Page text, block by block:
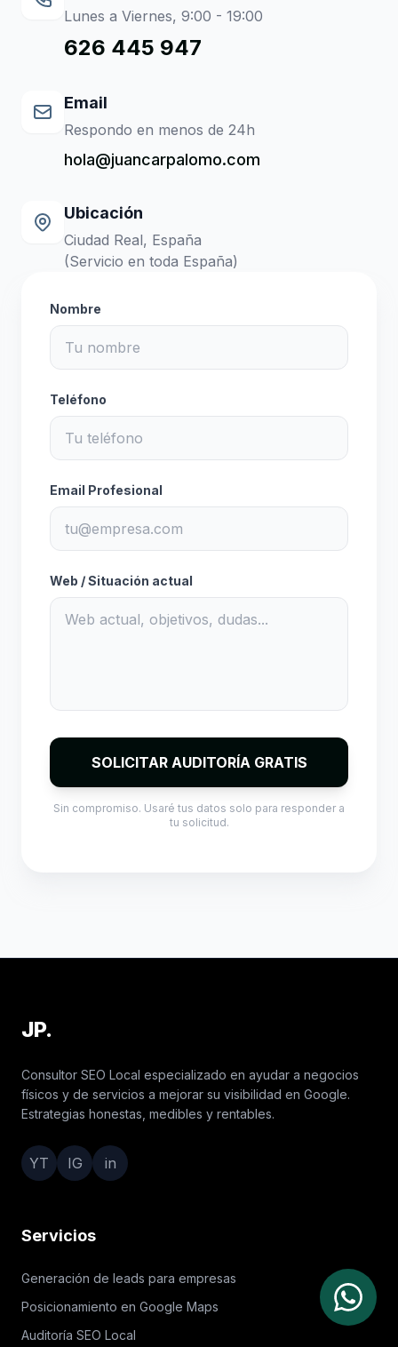
Lunes a Viernes, 9:00 - 19:00
626 445 947
Email
Respondo en menos de 24h
hola@juancarpalomo.com
Ubicación
Ciudad Real, España
(Servicio en toda España)
Nombre
Teléfono
Email Profesional
Web / Situación actual
SOLICITAR AUDITORÍA GRATIS
Sin compromiso. Usaré tus datos solo para responder a
tu solicitud.
JP.
Consultor SEO Local especializado en ayudar a negocios
físicos y de servicios a mejorar su visibilidad en Google.
Estrategias honestas, medibles y rentables.
YT IG in
Servicios
Generación de leads para empresas
Posicionamiento en Google Maps
Auditoría SEO Local